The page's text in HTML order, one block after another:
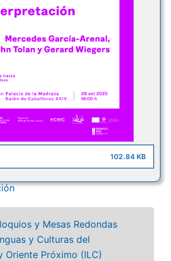
102.84 KB
y Mesas Redondas
y Culturas del
Oriente Próximo (ILC)